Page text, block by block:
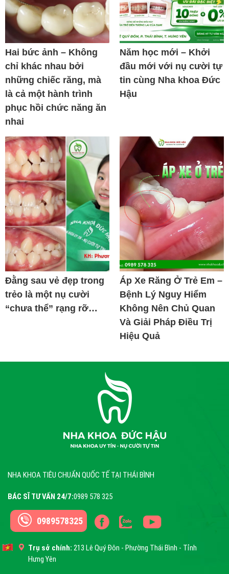
Hai bức ảnh – Không
chỉ khác nhau bởi
những chiếc răng, mà
là cả một hành trình
phục hồi chức năng ăn
nhai
Năm học mới – Khởi
đầu mới với nụ cười tự
tin cùng Nha khoa Đức
Hậu
Đằng sau vẻ đẹp trong
trẻo là một nụ cười
“chưa thể” rạng rỡ…
Áp Xe Răng Ở Trẻ Em –
Bệnh Lý Nguy Hiểm
Không Nên Chủ Quan
Và Giải Pháp Điều Trị
Hiệu Quả
NHA KHOA TIÊU CHUẨN QUỐC TẾ TẠI THÁI BÌNH
BÁC SĨ TƯ VẤN 24/7:0989 578 325
0989578325
Trụ sở chính: 213 Lê Quý Đôn - Phường Thái Bình - Tỉnh
Hưng Yên